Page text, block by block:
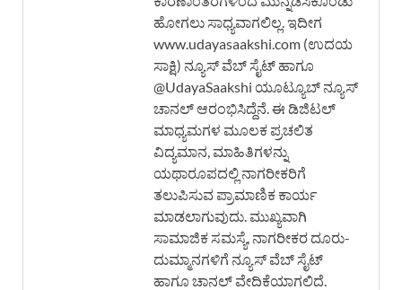
ಹೋಗಲು ಸಾಧ್ಯವಾಗಲಿಲ್ಲ. ಇದೀಗ
www.udayasaakshi.com (ಉದಯ
ಸಾಕ್ಷಿ) ನ್ಯೂಸ್ ವೆಬ್ ಸೈಟ್ ಹಾಗೂ
@UdayaSaakshi ಯೂಟ್ಯೂಬ್ ನ್ಯೂಸ್
ಚಾನಲ್ ಆರಂಭಿಸಿದ್ದೆನೆ. ಈ ಡಿಜಿಟಲ್
ಮಾಧ್ಯಮಗಳ ಮೂಲಕ ಪ್ರಚಲಿತ
ವಿದ್ಯಮಾನ, ಮಾಹಿತಿಗಳನ್ನು
ಯಥಾರೂಪದಲ್ಲಿ ನಾಗರೀಕರಿಗೆ
ತಲುಪಿಸುವ ಪ್ರಾಮಾಣಿಕ ಕಾರ್ಯ
ಮಾಡಲಾಗುವುದು. ಮುಖ್ಯವಾಗಿ
ಸಾಮಾಜಿಕ ಸಮಸ್ಯೆ, ನಾಗರೀಕರ ದೂರು-
ದುಮ್ಮಾನಗಳಿಗೆ ನ್ಯೂಸ್ ವೆಬ್ ಸೈಟ್
ಹಾಗೂ ಚಾನಲ್ ವೇದಿಕೆಯಾಗಲಿದೆ.